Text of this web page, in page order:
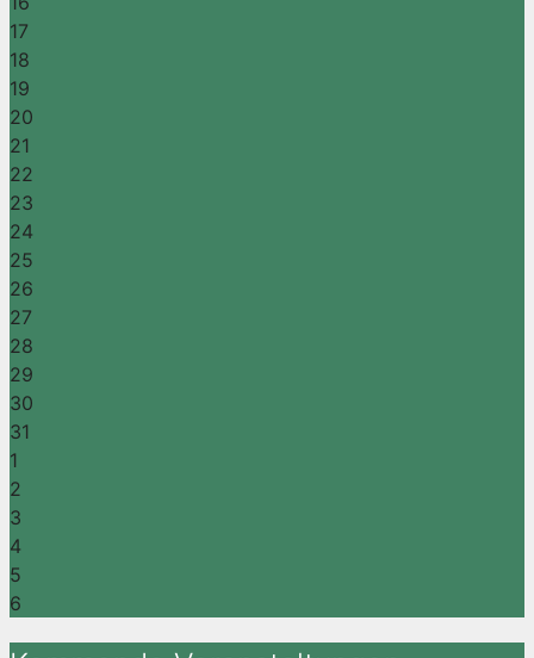
17
18
19
20
21
22
23
24
25
26
27
28
29
30
31
1
2
3
4
5
6